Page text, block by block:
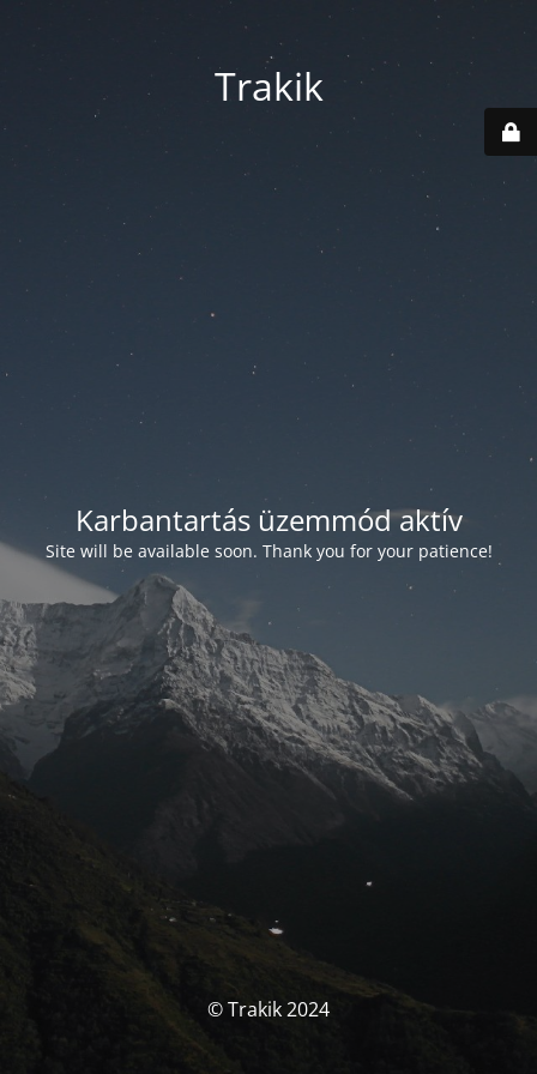
Trakik
Karbantartás üzemmód aktív
Site will be available soon. Thank you for your patience!
© Trakik 2024